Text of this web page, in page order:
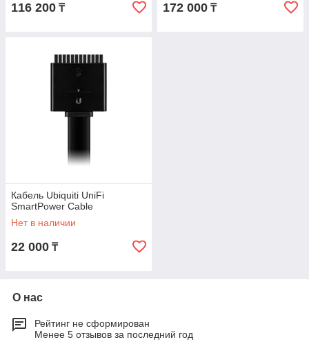
116 200 ₸ 172 000 ₸
Кабель Ubiquiti UniFi
SmartPower Cable
Нет в наличии
22 000 ₸
О нас
Рейтинг не сформирован
Менее 5 отзывов за последний год